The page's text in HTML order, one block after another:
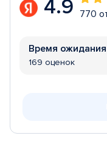
4.9 770
Время ожидания
169 оценок